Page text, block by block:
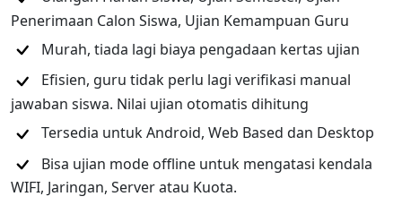
Penerimaan Calon Siswa, Ujian Kemampuan Guru
Murah, tiada lagi biaya pengadaan kertas ujian
Efisien, guru tidak perlu lagi verifikasi manual
jawaban siswa. Nilai ujian otomatis dihitung
Tersedia untuk Android, Web Based dan Desktop
Bisa ujian mode offline untuk mengatasi kendala
WIFI, Jaringan, Server atau Kuota.